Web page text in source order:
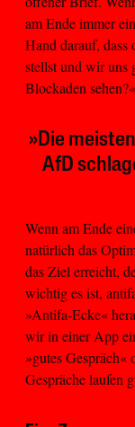
am Ende immer
Hand darauf, dass
stellst und wir uns
Blockaden sehen?«
»Die
AfD
Wenn am Ende
natürlich das
das Ziel erreicht,
wichtig es ist,
»Antifa-Ecke«
wir in einer App
»gutes Gespräch«
Gespräche laufen